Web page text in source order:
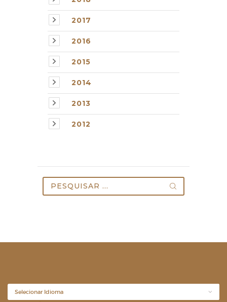
2017
2016
2015
2014
2013
2012
Pesquisar
por: